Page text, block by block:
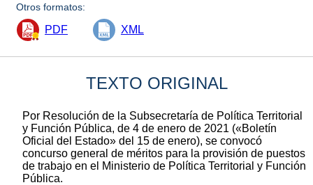
Otros formatos:
PDF XML
TEXTO ORIGINAL
Por Resolución de la Subsecretaría de Política Territorial
y Función Pública, de 4 de enero de 2021 («Boletín
Oficial del Estado» del 15 de enero), se convocó
concurso general de méritos para la provisión de puestos
de trabajo en el Ministerio de Política Territorial y Función
Pública.